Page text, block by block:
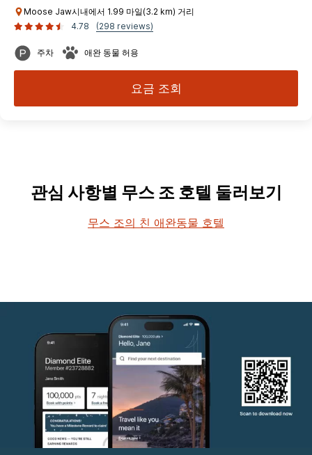
Moose Jaw시내에서 1.99 마일(3.2 km) 거리
4.78
(298 reviews)
주차 애완 동물 허용
요금 조회
관심 사항별 무스 조 호텔 둘러보기
무스 조의 친 애완동물 호텔